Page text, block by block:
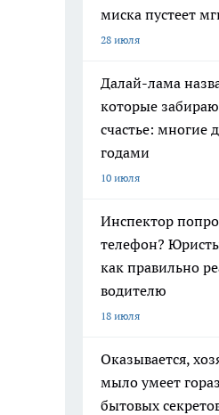
миска пустеет
28 июля
Далай-лама
которые
счастье: многие
годами
10 июля
Инспектор
телефон?
как правильно
водителю
18 июля
Оказывается,
мыло умеет
бытовых